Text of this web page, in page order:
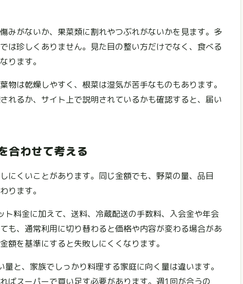
みがないか、果菜類に割れやつぶれがないかを見ます。多
は珍しくありません。見た目の整い方だけでなく、食べる
ります。
は乾燥しやすく、根菜は湿気が苦手なものもあります。
れるか、サイト上で説明されているかも確認すると、届い
合わせて考える
にくいことがあります。同じ金額でも、野菜の量、品目
ります。
料金に加えて、送料、冷蔵配送の手数料、入会金や年会
も、通常利用に切り替わると価格や内容が変わる場合があ
額を基準にすると失敗しにくくなります。
と、家族でしっかり料理する家庭に向く量は違います。
ばスーパーで買い足す必要があります。週1回が合うの